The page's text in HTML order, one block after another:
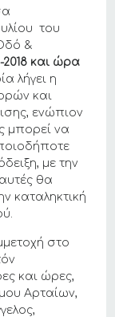
του
&
2018 και ώρα
λήγει η
και
ενώπιον
μπορεί να
με την
θα
καταληκτική
στο
και ώρες,
Αρταίων,